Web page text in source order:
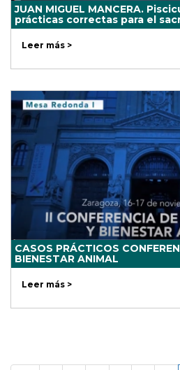
JUAN MIGUEL MANCERA.
prácticas correctas para el
Leer más >
CASOS PRÁCTICOS
BIENESTAR ANIMAL
Leer más >